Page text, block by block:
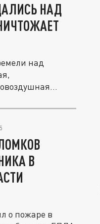
НАД
над
В
о пожаре в